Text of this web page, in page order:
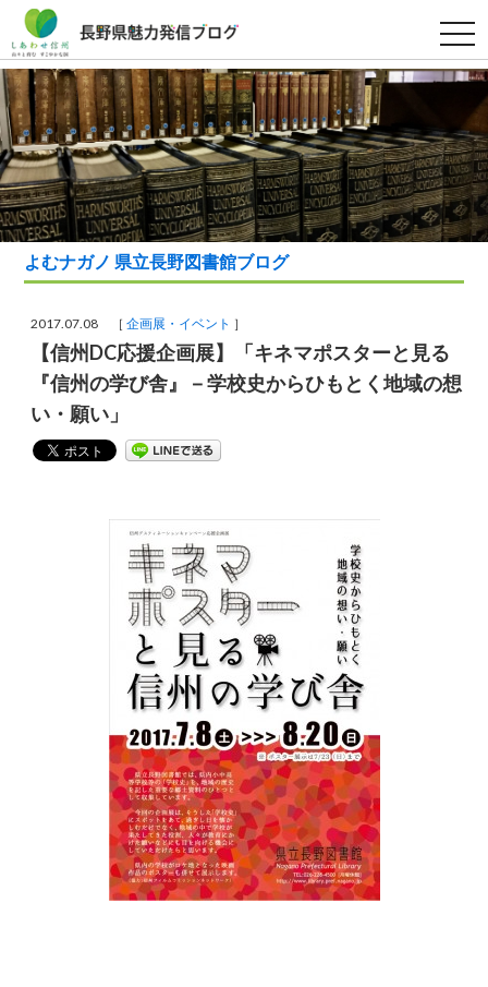
t
o
g
g
n
a
v
i
g
a
t
i
よむナガノ 県立長野図書館ブログ
2017.07.08 ［企画展・イベント ］
【信州DC応援企画展】「キネマポスターと見る
『信州の学び舎』－学校史からひもとく地域の想
い・願い」